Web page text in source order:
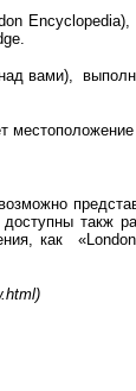
вами),
такж
как